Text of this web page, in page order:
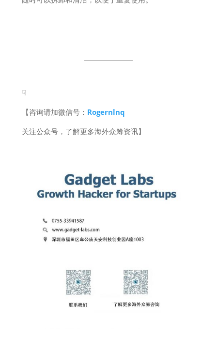
☟
【咨询请加微信号： Rogernlnq
关注公众号，了解更多海外众筹资讯】